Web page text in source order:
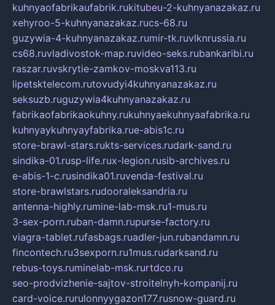
kuhnyaofabrikaufabrik.rukitubeu-2-kuhnyanazakaz.ru
xehyroo-5-kuhnyanazakaz.rucs-68.ru
guzywia-4-kuhnyanazakaz.rumir-tk.ruvlknrussia.ru
cs68.ruvladivostok-map.ruvideo-seks.rubankaribi.ru
raszar.ruvskrytie-zamkov-moskva113.ru
lipetsktelecom.rutovudyi4kuhnyanazakaz.ru
seksuzb.ruguzywia4kuhnyanazakaz.ru
fabrikaofabrikaokuhny.rukuhnyaekuhnyaafabrika.ru
kuhnyaykuhnyayfabrika.rue-abis1c.ru
store-brawl-stars.rukts-services.rudark-sand.ru
sindika-01.rusp-life.rux-legion.rusib-archives.ru
e-abis-1-c.rusindika01.ruvenda-festival.ru
store-brawlstars.rudooraleksandria.ru
antenna-highly.rumine-lab-msk.ru1-mus.ru
3-sex-porn.ruban-damn.rupurse-factory.ru
viagra-tablet.rufasbags.ruadler-jun.rubandamn.ru
fincontech.ru3sexporn.ru1mus.rudarksand.ru
rebus-toys.ruminelab-msk.rurtdco.ru
seo-prodvizhenie-sajtov-stroitelnyh-kompanij.ru
card-voice.rurulonnyygazon177.rusnow-guard.ru